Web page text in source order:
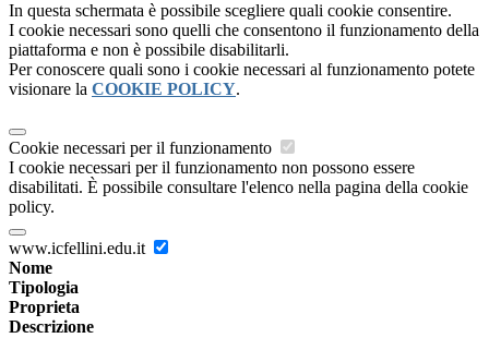
In questa schermata è possibile scegliere quali cookie consentire.
I cookie necessari sono quelli che consentono il funzionamento della
piattaforma e non è possibile disabilitarli.
Per conoscere quali sono i cookie necessari al funzionamento potete
visionare la COOKIE POLICY.
Cookie necessari per il funzionamento
I cookie necessari per il funzionamento non possono essere
disabilitati. È possibile consultare l'elenco nella pagina della cookie
policy.
www.icfellini.edu.it
Nome
Tipologia
Proprieta
Descrizione